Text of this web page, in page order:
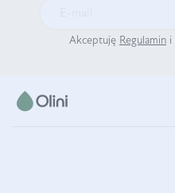
Akceptuję Regulamin i